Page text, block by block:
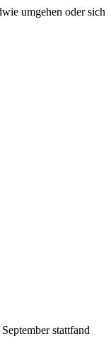
umgehen oder sich
stattfand